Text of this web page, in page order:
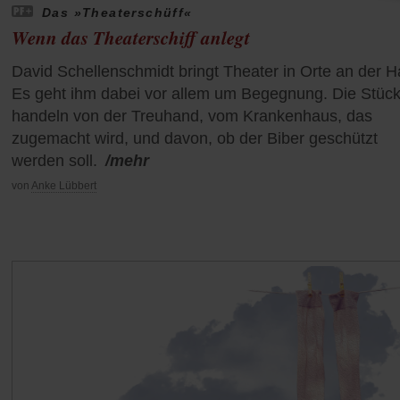
Das »Theaterschüff«
Wenn das Theaterschiff anlegt
David Schellenschmidt bringt Theater in Orte an der
Es geht ihm dabei vor allem um Begegnung. Die
handeln von der Treuhand, vom Krankenhaus, das
zugemacht wird, und davon, ob der Biber geschützt
werden soll. /mehr
von Anke Lübbert